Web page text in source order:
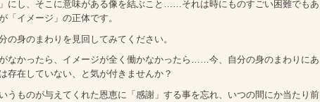
にし、そこに意味がある像を結ぶこと……それは時にものすごい困難でもあ
イメージ」の正体です。
の身のまわりを見回してみてください。
なかったら、イメージが全く働かなかったら……今、自分の身のまわりにあ
存在していない、と気が付きませんか？
うものが与えてくれた恩恵に「感謝」する事を忘れ、いつの間にか当たり前